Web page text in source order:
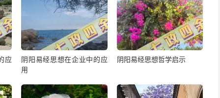
应
阴阳易经思想在企业中的应
用
阴阳易经思想哲学启示